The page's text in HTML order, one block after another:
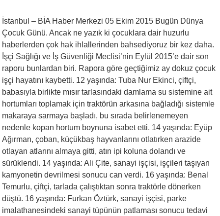
İstanbul – BİA Haber Merkezi 05 Ekim 2015 Bugün Dünya
Çocuk Günü. Ancak ne yazık ki çocuklara dair huzurlu
haberlerden çok hak ihlallerinden bahsediyoruz bir kez daha.
İşçi Sağlığı ve İş Güvenliği Meclisi’nin Eylül 2015’e dair son
raporu bunlardan biri. Rapora göre geçtiğimiz ay dokuz çocuk
işçi hayatını kaybetti. 12 yaşında: Tuba Nur Ekinci, çiftçi,
babasıyla birlikte mısır tarlasındaki damlama su sistemine ait
hortumları toplamak için traktörün arkasına bağladığı sistemle
makaraya sarmaya başladı, bu sırada belirlenemeyen
nedenle kopan hortum boynuna isabet etti. 14 yaşında: Eyüp
Ağırman, çoban, küçükbaş hayvanlarını otlatırken arazide
otlayan atlarını almaya gitti, atın ipi koluna dolandı ve
sürüklendi. 14 yaşında: Ali Çite, sanayi işçisi, işçileri taşıyan
kamyonetin devrilmesi sonucu can verdi. 16 yaşında: Benal
Temurlu, çiftçi, tarlada çalıştıktan sonra traktörle dönerken
düştü. 16 yaşında: Furkan Öztürk, sanayi işçisi, parke
imalathanesindeki sanayi tüpünün patlaması sonucu tedavi